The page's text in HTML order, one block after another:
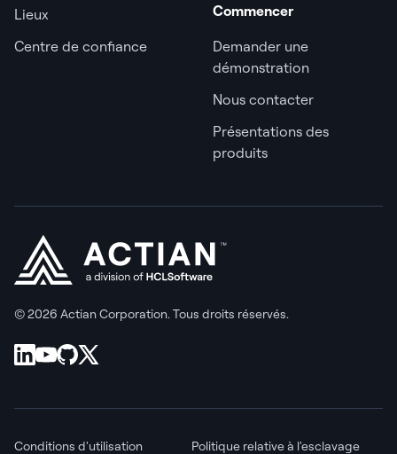
Lieux
Centre de confiance
Commencer
Demander une
démonstration
Nous contacter
Présentations des
produits
© 2026 Actian Corporation. Tous droits réservés.
Conditions d'utilisation Politique relative à l'esclavage